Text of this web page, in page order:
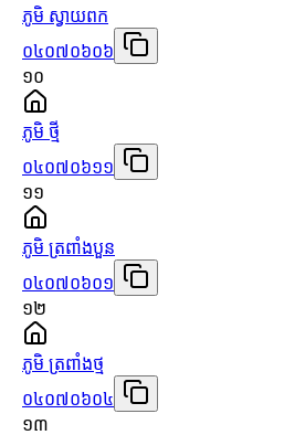
ភូមិ ស្វាយពក
០៤០៧០៦០៦
១០
ភូមិ ថ្មី
០៤០៧០៦១១
១១
ភូមិ ត្រពាំងបួន
០៤០៧០៦០១
១២
ភូមិ ត្រពាំងថ្ម
០៤០៧០៦០៤
១៣